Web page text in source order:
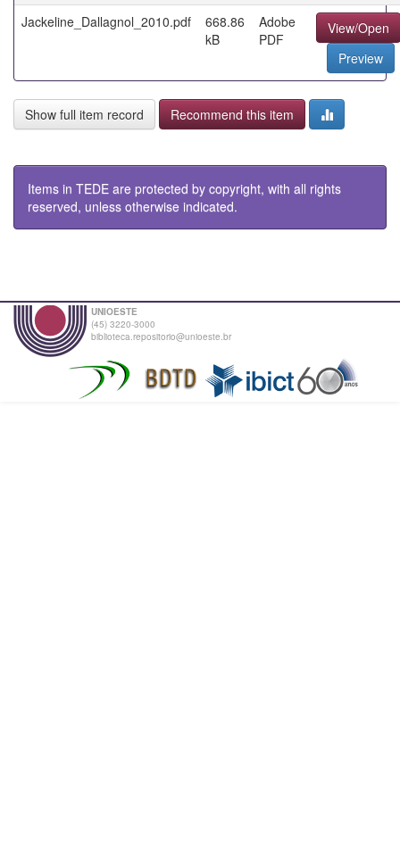
Jackeline_Dallagnol_2010.pdf
668.86
kB
Adobe
PDF
View/Open
Preview
Show full item record Recommend this item
Items in TEDE are protected by copyright, with all rights
reserved, unless otherwise indicated.
UNIOESTE
(45) 3220-3000
biblioteca.repositorio@unioeste.br